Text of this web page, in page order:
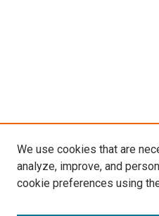
We use cookies that are
analyze, improve, and
cookie preferences using